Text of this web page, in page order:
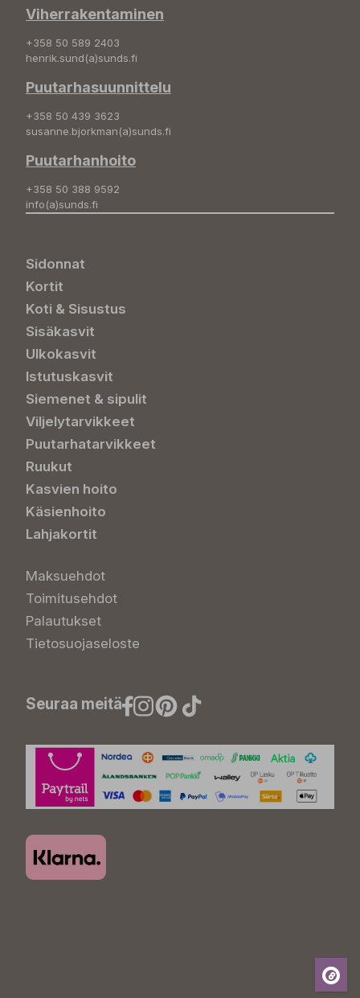
Viherrakentaminen
+358 50 589 2403
henrik.sund(a)sunds.fi
Puutarhasuunnittelu
+358 50 439 3623
susanne.bjorkman(a)sunds.fi
Puutarhanhoito
+358 50 388 9592
info(a)sunds.fi
Sidonnat
Kortit
Koti & Sisustus
Sisäkasvit
Ulkokasvit
Istutuskasvit
Siemenet & sipulit
Viljelytarvikkeet
Puutarhatarvikkeet
Ruukut
Kasvien hoito
Käsienhoito
Lahjakortit
Maksuehdot
Toimitusehdot
Palautukset
Tietosuojaseloste
Seuraa meitä